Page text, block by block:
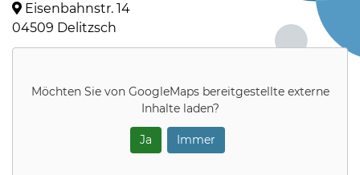
Eisenbahnstr. 14
04509 Delitzsch
Möchten Sie von GoogleMapsbereitgestellte externe
Inhalte laden?
Ja Immer